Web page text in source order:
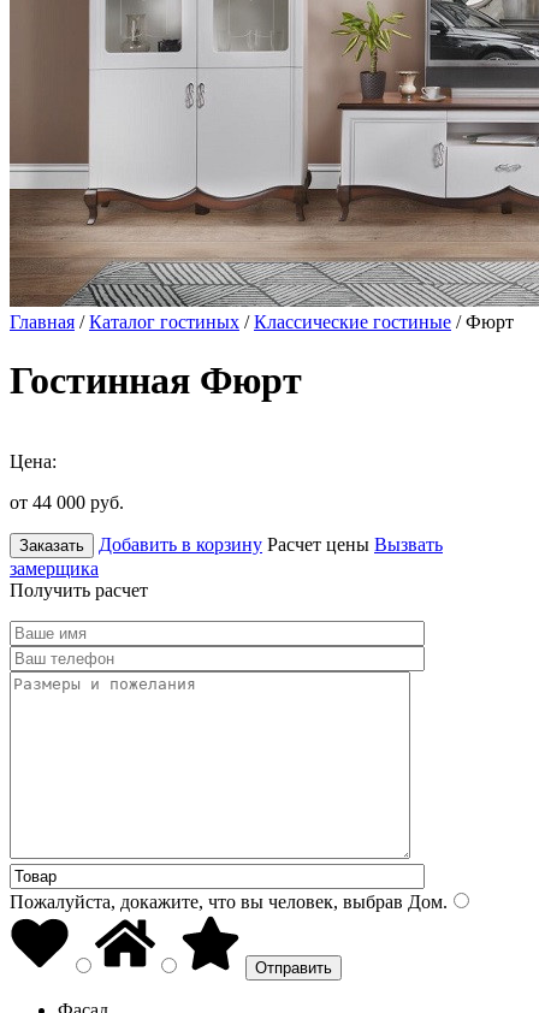
Главная /Каталог гостиных /Классические гостиные / Фюрт
Гостинная Фюрт
Цена:
от 44 000 руб.
Заказать Добавить в корзину Расчет цены Вызвать
замерщика
Получить расчет
Пожалуйста, докажите, что вы человек, выбрав Дом.